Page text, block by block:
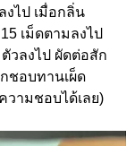
งไป เมื่อกลิ่น
เม็ดตามลงไป
วลงไป ผัดต่อสัก
ชอบทานเผ็ด
ามชอบได้เลย)